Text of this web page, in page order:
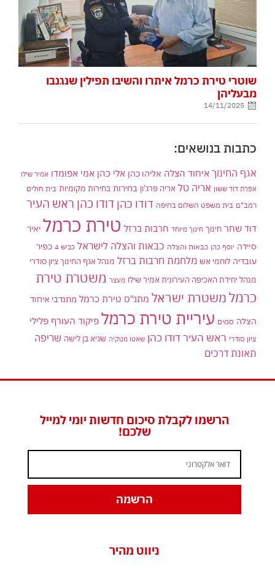
שוטרי טירת כרמל איתרו והשיבו תפילין שנגנבו
מבעליהן
14/11/2025
כתבות בנושאים:
אגף החינוך איחוד הצלה אליהו כהן אלי כהן אמי אפומדו אמיר שילו
אפרת דוד ששון אריה טל אריה פרג'ון בחירות בחירות מקומיות בית חולים
רמב"ם בית משפט השלום בחיפה דודו כהן דודו כהן ראש העיר
דוד שחר חינוך חינוך מיוחד חרבות ברזל טירת כרמל יאיר
סיידה יוסף כהן כבאות והצלה כבאות והצלה לישראל כביש 4
כפיר
עובדיה לוחמי אש מלחמת חרבות ברזל מנהל אגף החינוך ציון סודרי
מנהל יחידת האכיפה העירונית אמיר שילו מעצר משטרת טירת
כרמלמשטרת ישראל מתנ"ס טירת כרמל מתנדבי איחוד
הצלה סמים עיריית טירת כרמל פיקוד העורף פלילי
ציון סודרי ראש העיר דודו כהן שאטו מטקיה שגיא בן לישה שריפה
תאונת דרכים
הרשמו לקבלת סיכום חדשות יומי למייל
שלכם!
הרשמה
ניווט מהיר